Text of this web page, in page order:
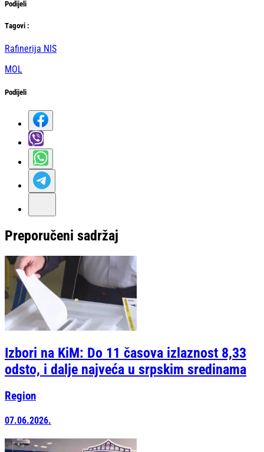
Podijeli
Тagovi :
Rafinerija NIS
MOL
Podijeli
Preporučeni sadržaj
Izbori na KiM: Do 11 časova izlaznost 8,33
odsto, i dalje najveća u srpskim sredinama
Region
07.06.2026.